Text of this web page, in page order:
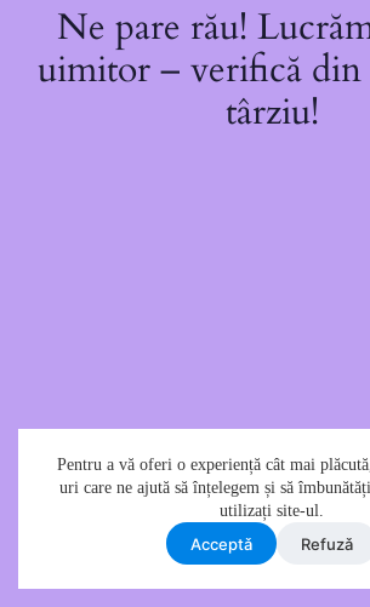
Pentru a vă oferi o experiență cât mai
uri care ne ajută să înțelegem și să
utilizați site-ul.
Acceptǎ Refuzǎ
Ne pare rău!
uimitor – verifică
târziu!